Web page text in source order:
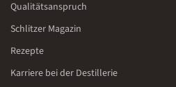
Qualitätsanspruch
Schlitzer Magazin
Rezepte
Karriere bei der Destillerie